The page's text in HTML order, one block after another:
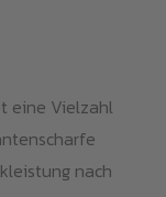
eine Vielzahl
nach